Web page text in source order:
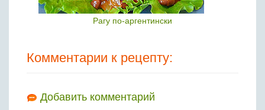
Рагу по-аргентински
Комментарии к рецепту:
Добавить комментарий